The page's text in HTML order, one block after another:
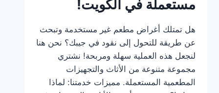
مستعملة في الكويت!
هل تمتلك أغراض مطعم غير مستخدمة وتبحث
عن طريقة للتحول إلى نقود في جيبك؟ نحن هنا
لنجعل هذه العملية سهلة ومربحة! نشتري
مجموعة متنوعة من الأثاث والتجهيزات
المطعمية المستعملة. مميزات خدمتنا: لماذا